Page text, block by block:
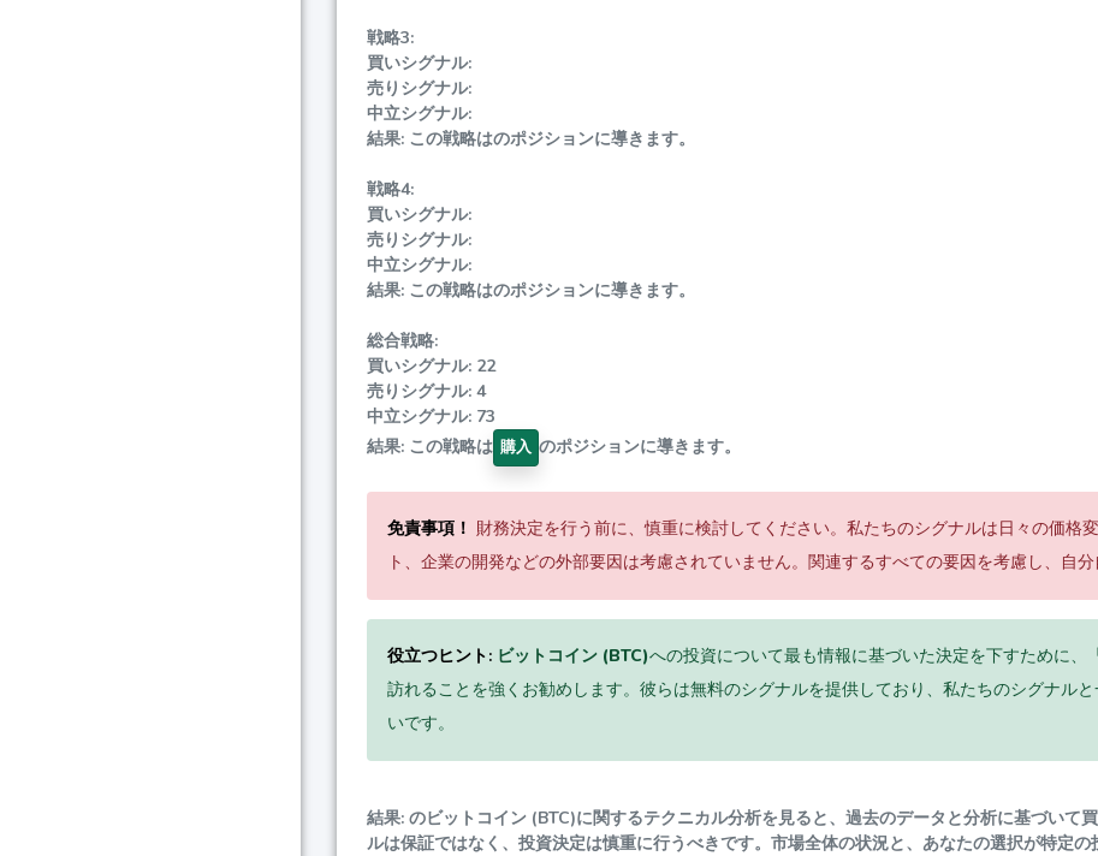
戦略3:
買いシグナル:
売りシグナル:
中立シグナル:
結果: この戦略はのポジションに導きます。
戦略4:
買いシグナル:
売りシグナル:
中立シグナル:
結果: この戦略はのポジションに導きます。
総合戦略:
買いシグナル: 22
売りシグナル: 4
中立シグナル: 73
結果: この戦略は 購入 のポジションに導きます。
免責事項！ 財務決定を行う前に、慎重に検討してください。私たちのシグナルは日々の価格
ト、企業の開発などの外部要因は考慮されていません。関連するすべての要因を考慮し、自
役立つヒント: ビットコイン (BTC)への投資について最も情報に基づいた決定を下すために
訪れることを強くお勧めします。彼らは無料のシグナルを提供しており、私たちのシグナル
いです。
結果: のビットコイン (BTC)に関するテクニカル分析を見ると、過去のデータと分析に基づいて
ルは保証ではなく、投資決定は慎重に行うべきです。市場全体の状況と、あなたの選択が特定の